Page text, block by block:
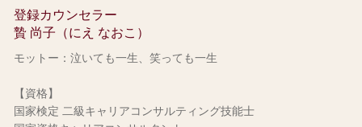
登録カウンセラー
贄 尚子（にえ なおこ）
モットー：泣いても一生、笑っても一生
【資格】
国家検定 二級キャリアコンサルティング技能士